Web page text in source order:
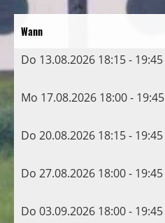
Wann
Do 13.08.2026 18:15 - 19:45
Mo 17.08.2026 18:00 - 19:45
Do 20.08.2026 18:15 - 19:45
Do 27.08.2026 18:00 - 19:45
Do 03.09.2026 18:00 - 19:45